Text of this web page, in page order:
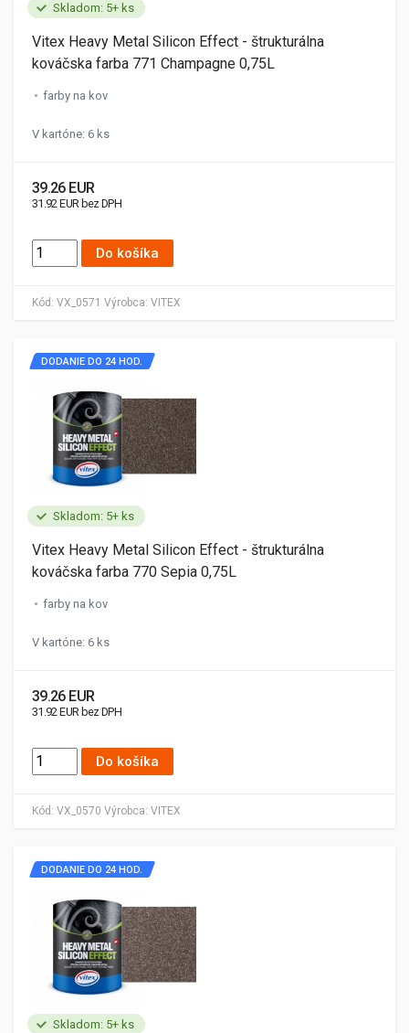
Skladom: 5+ ks
Kód: VX_0571 Výrobca: VITEX
Vitex Heavy Metal Silicon Effect - štrukturálna
kováčska farba 771 Champagne 0,75L
farby na kov
V kartóne: 6 ks
39.26 EUR
31.92 EUR bez DPH
Do košíka
Skladom: 5+ ks
Kód: VX_0570 Výrobca: VITEX
DODANIE DO 24 HOD.
Vitex Heavy Metal Silicon Effect - štrukturálna
kováčska farba 770 Sepia 0,75L
farby na kov
V kartóne: 6 ks
39.26 EUR
31.92 EUR bez DPH
Do košíka
Skladom: 5+ ks
DODANIE DO 24 HOD.